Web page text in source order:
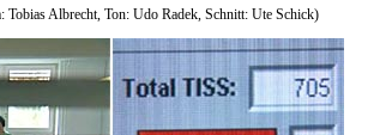
Tobias Albrecht, Ton: Udo Radek, Schnitt: Ute Schick)